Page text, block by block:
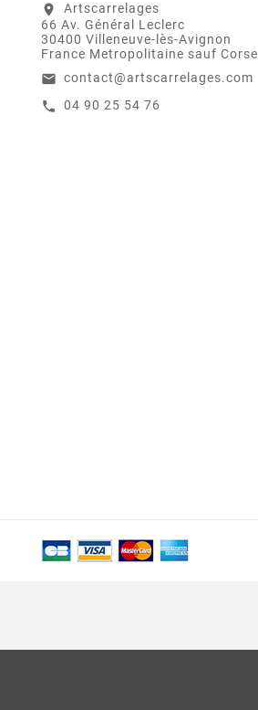
location_on
Artscarrelages
66 Av. Général Leclerc
30400 Villeneuve-lès-Avignon
France Metropolitaine sauf Corse
email contact@artscarrelages.com
call 04 90 25 54 76